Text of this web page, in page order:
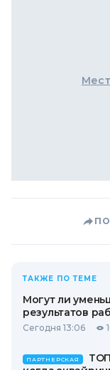
ТАКЖЕ ПО ТЕМЕ
Могут ли
результатов
Сегодня 13:06
ПАРТНЕРСКАЯ